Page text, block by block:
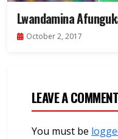
Lwandamina
October 2, 2017
LEAVE A COMMENT
You must be